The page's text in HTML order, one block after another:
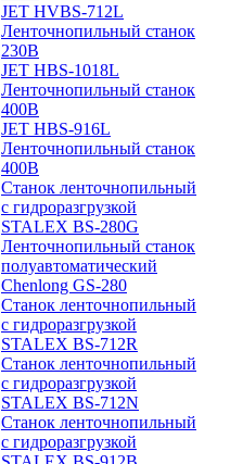
JET HVBS-712L
Ленточнопильный станок
230В
JET HBS-1018L
Ленточнопильный станок
400В
JET HBS-916L
Ленточнопильный станок
400В
Станок ленточнопильный
с гидроразгрузкой
STALEX BS-280G
Ленточнопильный станок
полуавтоматический
Chenlong GS-280
Станок ленточнопильный
с гидроразгрузкой
STALEX BS-712R
Станок ленточнопильный
с гидроразгрузкой
STALEX BS-712N
Станок ленточнопильный
с гидроразгрузкой